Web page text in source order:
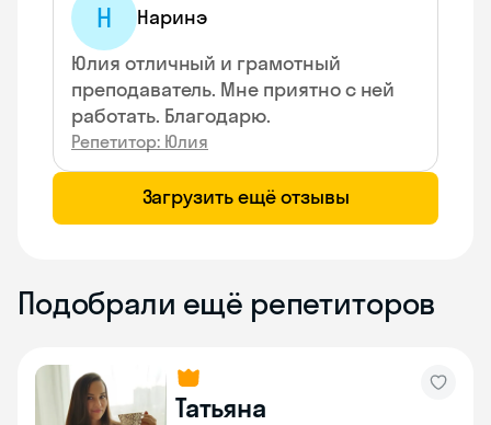
Н
Наринэ
Юлия отличный и грамотный
преподаватель. Мне приятно с ней
работать. Благодарю.
Репетитор: Юлия
Загрузить ещё отзывы
Подобрали ещё репетиторов
Татьяна